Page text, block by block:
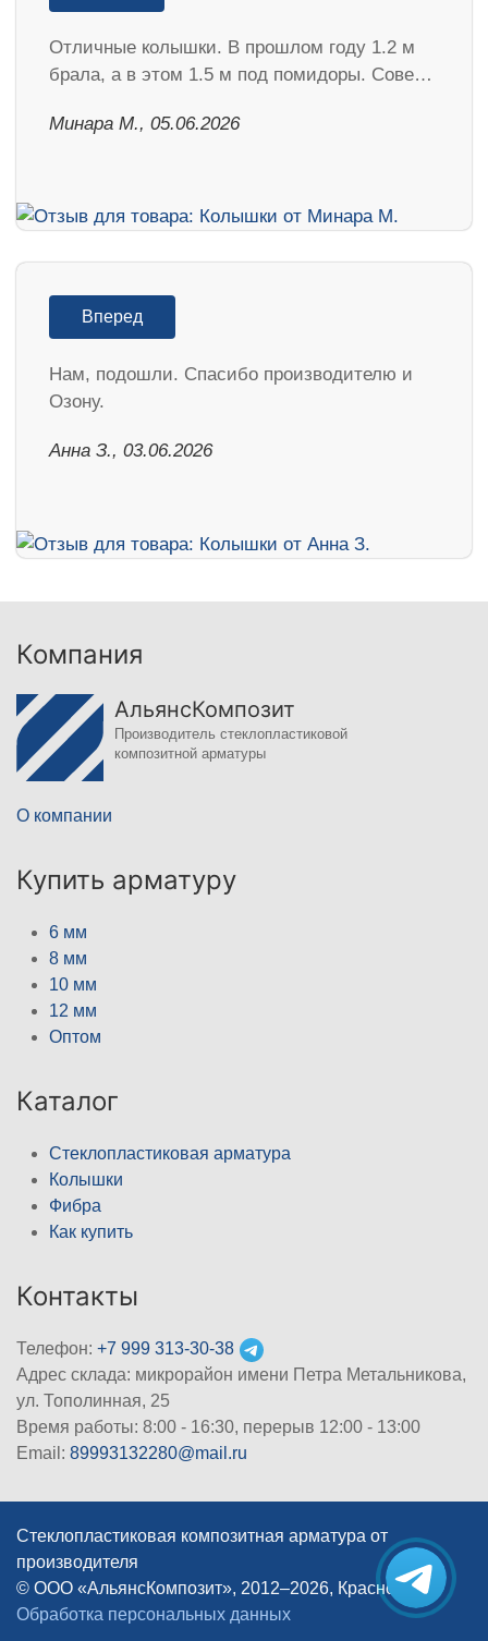
Отличные колышки. В прошлом году 1.2 м
брала, а в этом 1.5 м под помидоры. Сове…
Минара М., 05.06.2026
Вперед
Нам, подошли. Спасибо производителю и
Озону.
Анна З., 03.06.2026
Компания
АльянсКомпозит
Производитель стеклопластиковой
композитной арматуры
О компании
Купить арматуру
6 мм
8 мм
10 мм
12 мм
Оптом
Каталог
Стеклопластиковая арматура
Колышки
Фибра
Как купить
Контакты
Телефон: +7 999 313-30-38
Адрес склада: микрорайон имени Петра Метальникова,
ул. Тополинная, 25
Время работы: 8:00 - 16:30, перерыв 12:00 - 13:00
Email: 89993132280@mail.ru
Стеклопластиковая композитная арматура от
производителя
© ООО «АльянсКомпозит», 2012–2026, Краснодар
Обработка персональных данных